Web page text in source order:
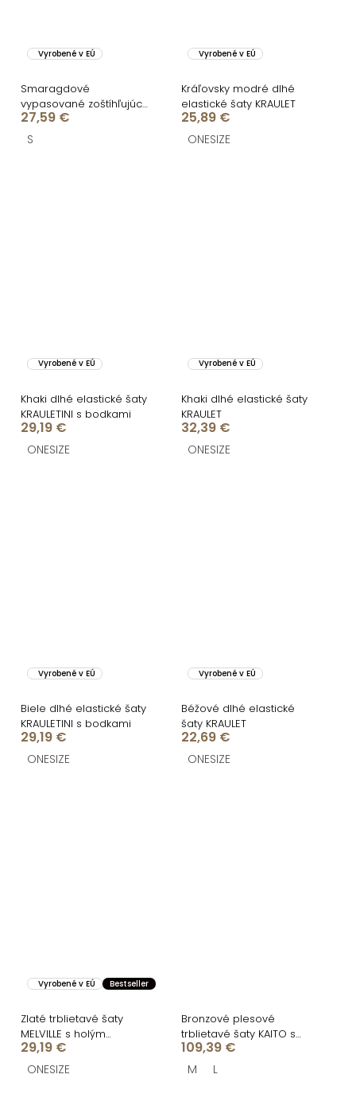
Vyrobené v EÚ
Smaragdové
vypasované zoštíhľujúce
šaty ULJANA
27,59 €
S
Vyrobené v EÚ
Kráľovsky modré dlhé
elastické šaty KRAULET
25,89 €
ONESIZE
Vyrobené v EÚ
Khaki dlhé elastické šaty
KRAULETINI s bodkami
29,19 €
ONESIZE
Vyrobené v EÚ
Khaki dlhé elastické šaty
KRAULET
32,39 €
ONESIZE
Vyrobené v EÚ
Biele dlhé elastické šaty
KRAULETINI s bodkami
29,19 €
ONESIZE
Vyrobené v EÚ
Béžové dlhé elastické
šaty KRAULET
22,69 €
ONESIZE
Vyrobené v EÚ Bestseller
Zlaté trblietavé šaty
MELVILLE s holým
chrbtom
29,19 €
ONESIZE
Bronzové plesové
trblietavé šaty KAITO s
flitrami
109,39 €
M L